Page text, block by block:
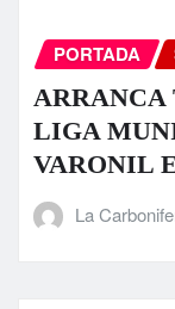
PORTADA
ARRANCA
LIGA
VARONIL
La